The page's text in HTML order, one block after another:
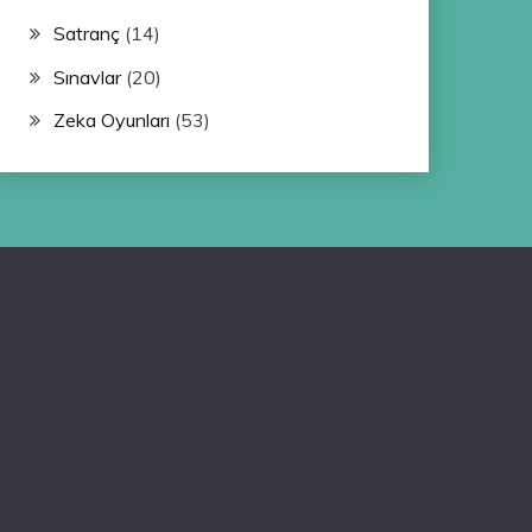
Satranç(14)
Sınavlar(20)
Zeka Oyunları (53)